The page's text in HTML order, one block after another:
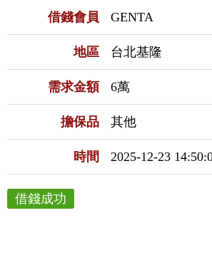
借錢會員 GENTA
地區 台北基隆
需求金額 6萬
擔保品 其他
時間 2025-12-23
借錢成功